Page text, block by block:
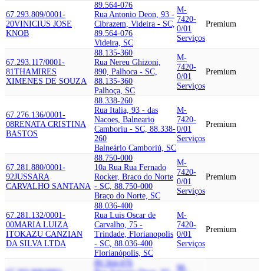
67.293.809/0001-
20VINICIUS JOSE
KNOB
89.564-076
Rua Antonio Deon, 93 -
Cibrazem, Videira - SC,
89.564-076
Videira, SC
M-
7420-
0/01
Serviços
Premium
67.293.117/0001-
81THAMIRES
XIMENES DE SOUZA
88.135-360
Rua Nereu Ghizoni,
890, Palhoca - SC,
88.135-360
Palhoça, SC
M-
7420-
0/01
Serviços
Premium
67.276.136/0001-
08RENATA CRISTINA
BASTOS
88.338-260
Rua Italia, 93 - das
Nacoes, Balneario
Camboriu - SC, 88.338-
260
Balneário Camboriú, SC
M-
7420-
0/01
Serviços
Premium
67.281.880/0001-
92JUSSARA
CARVALHO SANTANA
88.750-000
10a Rua Rua Fernado
Rocker, Braco do Norte
- SC, 88.750-000
Braço do Norte, SC
M-
7420-
0/01
Serviços
Premium
67.281.132/0001-
00MARIA LUIZA
ITOKAZU CANZIAN
DA SILVA LTDA
88.036-400
Rua Luis Oscar de
Carvalho, 75 -
Trindade, Florianopolis
- SC, 88.036-400
Florianópolis, SC
M-
7420-
0/01
Serviços
Premium
89.564-076
M-